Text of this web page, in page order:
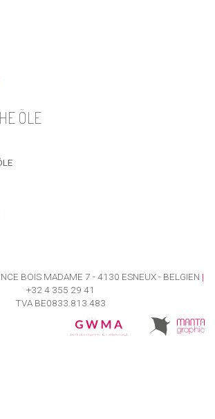
ÖLE
BOIS MADAME 7 - 4130 ESNEUX - BELGIEN |
+32 4 355 29 41
TVA BE0833.813.483